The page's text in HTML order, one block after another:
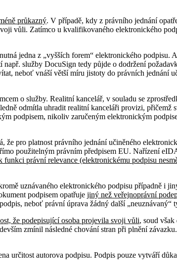
průkazný. V případě, kdy z právního jednání
vůli. Zatímco u kvalifikovaného elektronického
jedna z „vyšších forem“ elektronického podpisu.
např. služby DocuSign tedy půjde o dodržení
neboť vnáší větší míru jistoty do právních jednání
o služby. Realitní kancelář, v souladu se
odmítla uhradit realitní kanceláři provizi, přičemž
podpisem, nikoliv zaručeným elektronickým
že pro platnost právního jednání učiněného
použitelným právním předpisem EU. Nařízení
funkci právní relevance (elektronickému podpisu
uznávaného elektronického podpisu případně i
podpisem opatřuje jiný než veřejnoprávní
neboť právní úprava žádný další „neuznávaný“
že podepisující osoba projevila svoji vůli, soud
zmínil následné chování stran při plnění
určitost autorova podpisu. Podpis pouze vytváří